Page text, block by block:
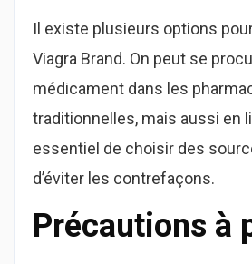
Il existe plusieurs options
Viagra Brand. On peut se
médicament dans les
traditionnelles, mais aussi en
essentiel de choisir des
d’éviter les contrefaçons.
Précautions à